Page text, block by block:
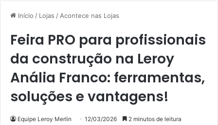
Início / Lojas /Acontece nas Lojas
Feira PRO para profissionais
da construção na Leroy
Anália Franco: ferramentas,
soluções e vantagens!
Equipe Leroy Merlin 12/03/2026 2 minutos de leitura